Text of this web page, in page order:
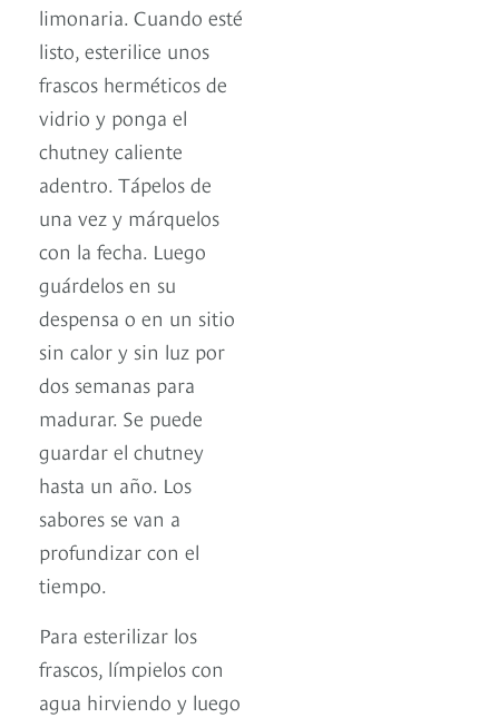
limonaria. Cuando esté
listo, esterilice unos
frascos herméticos de
vidrio y ponga el
chutney caliente
adentro. Tápelos de
una vez y márquelos
con la fecha. Luego
guárdelos en su
despensa o en un sitio
sin calor y sin luz por
dos semanas para
madurar. Se puede
guardar el chutney
hasta un año. Los
sabores se van a
profundizar con el
tiempo.
Para esterilizar los
frascos, límpielos con
agua hirviendo y luego